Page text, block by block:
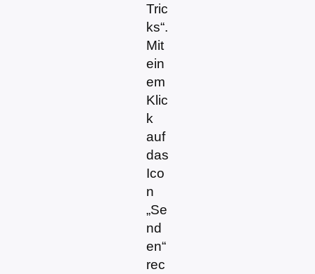
Tric
ks“.
Mit
ein
em
Klic
k
auf
das
Ico
n
„Se
nd
en“
rec